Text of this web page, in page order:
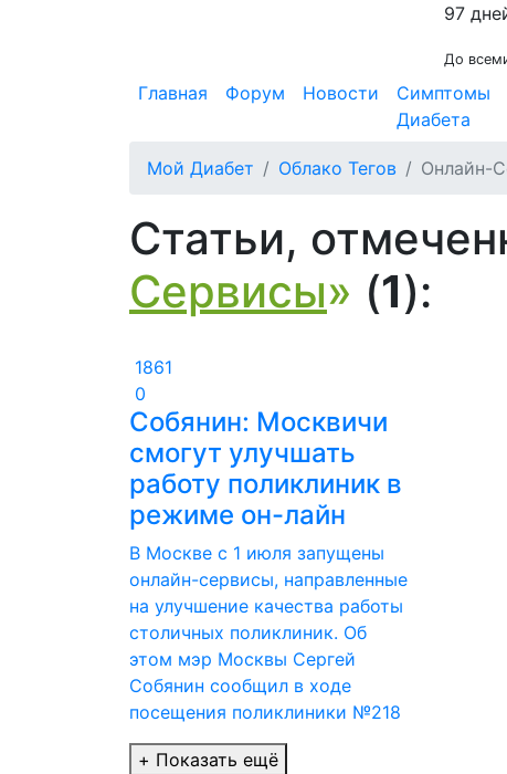
97
До
Главная Форум Новости
Симптомы
Диабета
Мой Диабет Облако Тегов Онлайн-
Статьи,
Сервисы» (1):
1861
0
Собянин: Москвичи
смогут улучшать
работу поликлиник в
режиме он-лайн
В Москве с 1 июля запущены
онлайн-сервисы, направленные
на улучшение качества работы
столичных поликлиник. Об
этом мэр Москвы Сергей
Собянин сообщил в ходе
посещения поликлиники №218
+ Показать ещё